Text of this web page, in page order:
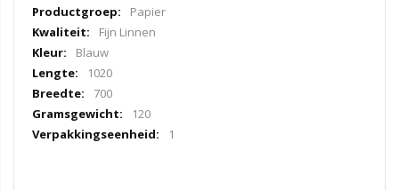
informatie
Papier
Fijn Linnen
Blauw
1020
700
120
1